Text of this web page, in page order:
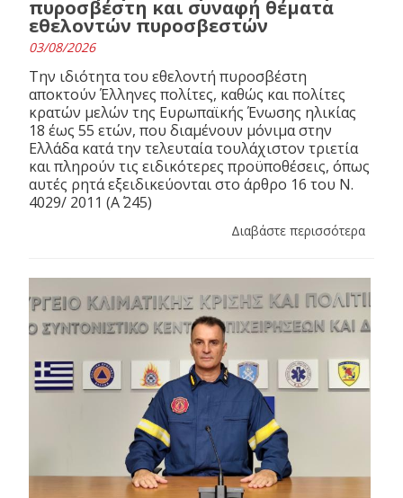
πυροσβέστη και συναφή θέματα
εθελοντών πυροσβεστών
03/08/2026
Την ιδιότητα του εθελοντή πυροσβέστη
αποκτούν Έλληνες πολίτες, καθώς και πολίτες
κρατών μελών της Ευρωπαϊκής Ένωσης ηλικίας
18 έως 55 ετών, που διαμένουν μόνιμα στην
Ελλάδα κατά την τελευταία τουλάχιστον τριετία
και πληρούν τις ειδικότερες προϋποθέσεις, όπως
αυτές ρητά εξειδικεύονται στο άρθρο 16 του N.
4029/ 2011 (Α΄ 245)
Διαβάστε περισσότερα